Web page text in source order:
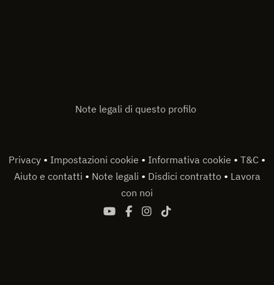
Note legali di questo profilo
Privacy • Impostazioni cookie • Informativa cookie • T&C •
Aiuto e contatti • Note legali • Disdici contratto • Lavora
con noi